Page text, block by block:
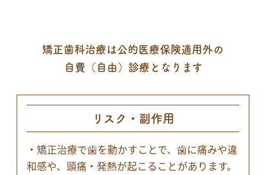
矯正歯科治療は公的医療保険適用外の
自費（自由）診療となります
リスク・副作用
・矯正治療で歯を動かすことで、歯に痛みや違
和感や、頭痛・発熱が起こることがあります。